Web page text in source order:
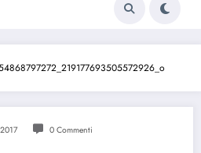
0 Commenti